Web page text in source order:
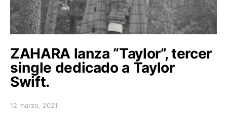
ZAHARA lanza “Taylor”, tercer
single dedicado a Taylor
Swift.
Posted on
12 marzo, 2021